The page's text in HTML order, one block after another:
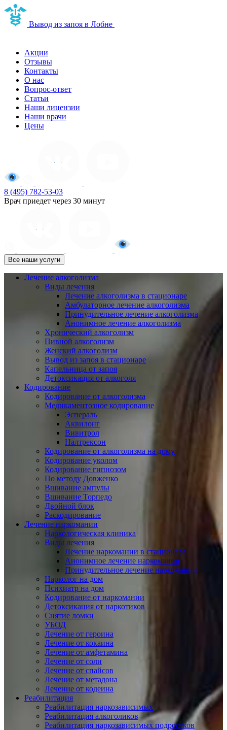
Вывод из запоя в Лобне
Акции
Отзывы
Контакты
О нас
Вопрос-ответ
Статьи
Наши лицензии
Наши врачи
Цены
8 (495) 782-53-03
Врач приедет через 30 минут
Все наши услуги
Лечение алкоголизма
Виды лечения
Лечение алкоголизма в стационаре
Амбулаторное лечение алкоголизма
Принудительное лечение алкоголизма
Анонимное лечение алкоголизма
Хронический алкоголизм
Пивной алкоголизм
Женский алкоголизм
Вывод из запоя в стационаре
Капельница от запоя
Детоксикация от алкоголя
Кодирование
Кодирование от алкоголизма
Медикаментозное кодирование
Эспераль
Аквилонг
Вивитрол
Налтрексон
Кодирование от алкоголизма на дому
Кодирование уколом
Кодирование гипнозом
По методу Довженко
Вшивание ампулы
Вшивание Торпедо
Двойной блок
Раскодирование
Лечение наркомании
Наркологическая клиника
Виды лечения
Лечение наркомании в стационаре
Анонимное лечение наркомании
Принудительное лечение наркомании
Нарколог на дом
Психиатр на дом
Кодирование от наркомании
Детоксикация от наркотиков
Снятие ломки
УБОД
Лечение от героина
Лечение от кокаина
Лечение от амфетамина
Лечение от соли
Лечение от спайсов
Лечение от метадона
Лечение от кодеина
Реабилитация
Реабилитация наркозависимых
Реабилитация алкоголиков
Реабилитация наркозависимых подростков